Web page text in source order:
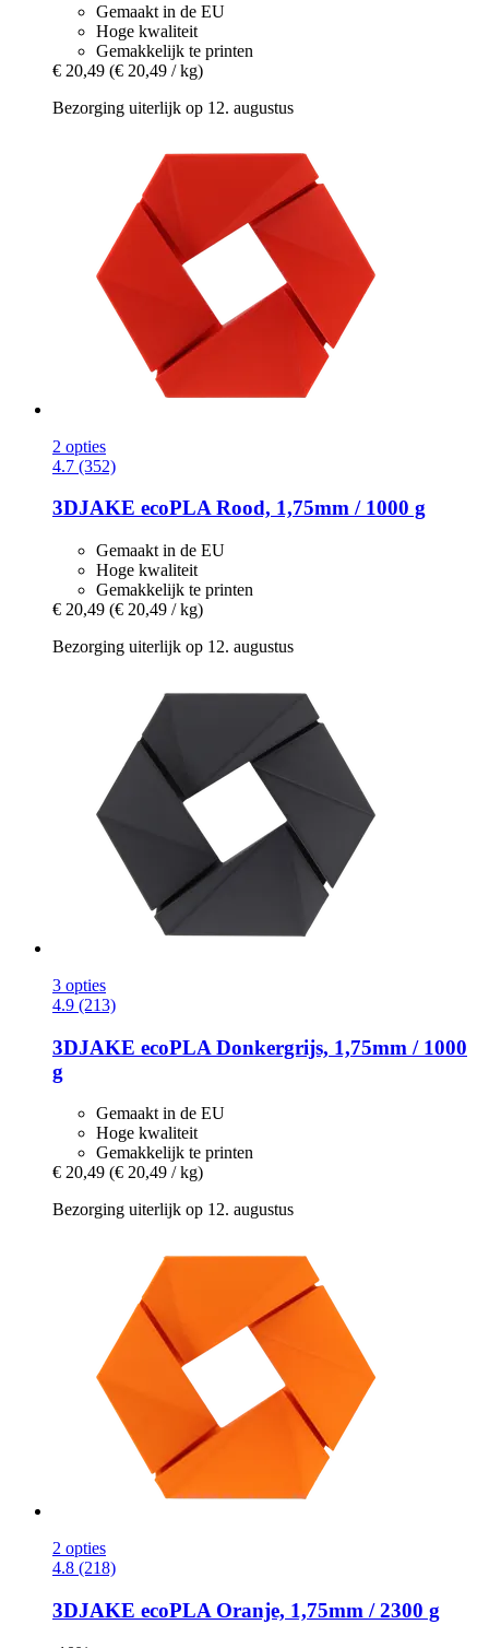
Gemaakt in de EU
Hoge kwaliteit
Gemakkelijk te printen
€ 20,49 (€ 20,49 / kg)
Bezorging uiterlijk op 12. augustus
2 opties
4.7 (352)
3DJAKE ecoPLA Rood, 1,75mm / 1000 g
Gemaakt in de EU
Hoge kwaliteit
Gemakkelijk te printen
€ 20,49 (€ 20,49 / kg)
Bezorging uiterlijk op 12. augustus
3 opties
4.9 (213)
3DJAKE ecoPLA Donkergrijs, 1,75mm / 1000
g
Gemaakt in de EU
Hoge kwaliteit
Gemakkelijk te printen
€ 20,49 (€ 20,49 / kg)
Bezorging uiterlijk op 12. augustus
2 opties
4.8 (218)
3DJAKE ecoPLA Oranje, 1,75mm / 2300 g